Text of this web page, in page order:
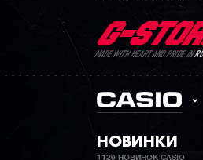
MADE WITH HEART AND PRIDE IN
НОВИНКИ
1129 НОВИНОК CASIO